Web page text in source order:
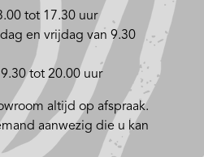
tot 17.30 uur
en vrijdag van 9.30
tot 20.00 uur
altijd op afspraak.
aanwezig die u kan